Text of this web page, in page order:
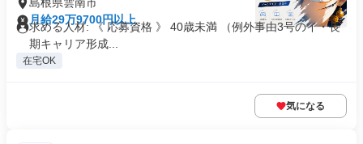
月給29万9700円以上
求める人材: 《 応募資格 》 40歳未満 （例外事由3号のイ・長
期キャリア形成...
在宅OK
気になる